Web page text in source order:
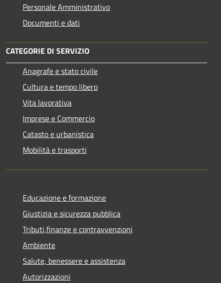
Personale Amministrativo
Documenti e dati
CATEGORIE DI SERVIZIO
Anagrafe e stato civile
Cultura e tempo libero
Vita lavorativa
Imprese e Commercio
Catasto e urbanistica
Mobilità e trasporti
Educazione e formazione
Giustizia e sicurezza pubblica
Tributi,finanze e contravvenzioni
Ambiente
Salute, benessere e assistenza
Autorizzazioni